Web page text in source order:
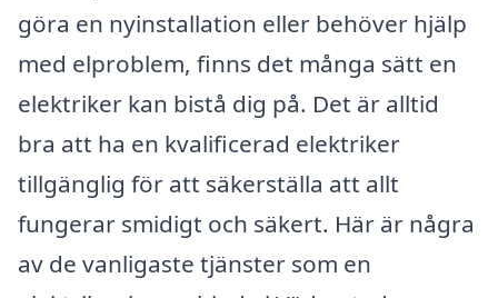
göra en nyinstallation eller behöver hjälp
med elproblem, finns det många sätt en
elektriker kan bistå dig på. Det är alltid
bra att ha en kvalificerad elektriker
tillgänglig för att säkerställa att allt
fungerar smidigt och säkert. Här är några
av de vanligaste tjänster som en